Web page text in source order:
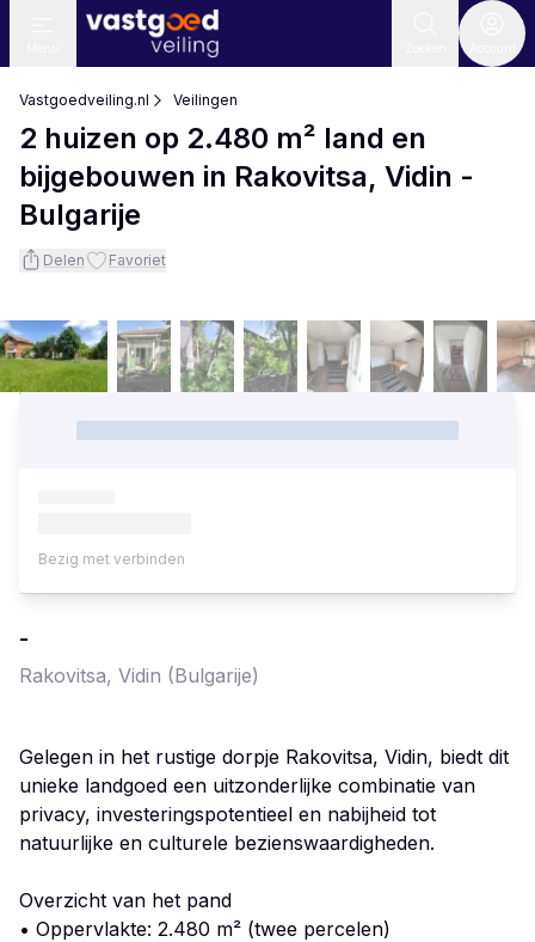
Vastgoedveiling.nl Veilingen
2 huizen op 2.480 m² land en
bijgebouwen in Rakovitsa, Vidin -
Bulgarije
Delen Favoriet
-
Rakovitsa, Vidin (Bulgarije)
Gelegen in het rustige dorpje Rakovitsa, Vidin, biedt dit
unieke landgoed een uitzonderlijke combinatie van
privacy, investeringspotentieel en nabijheid tot
natuurlijke en culturele bezienswaardigheden.
Overzicht van het pand
• Oppervlakte: 2.480 m² (twee percelen)
Bezig met verbinden